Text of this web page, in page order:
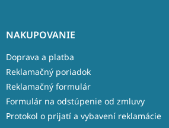
NAKUPOVANIE
Doprava a platba
Reklamačný poriadok
Reklamačný formulár
Formulár na odstúpenie od zmluvy
Protokol o prijatí a vybavení reklamácie